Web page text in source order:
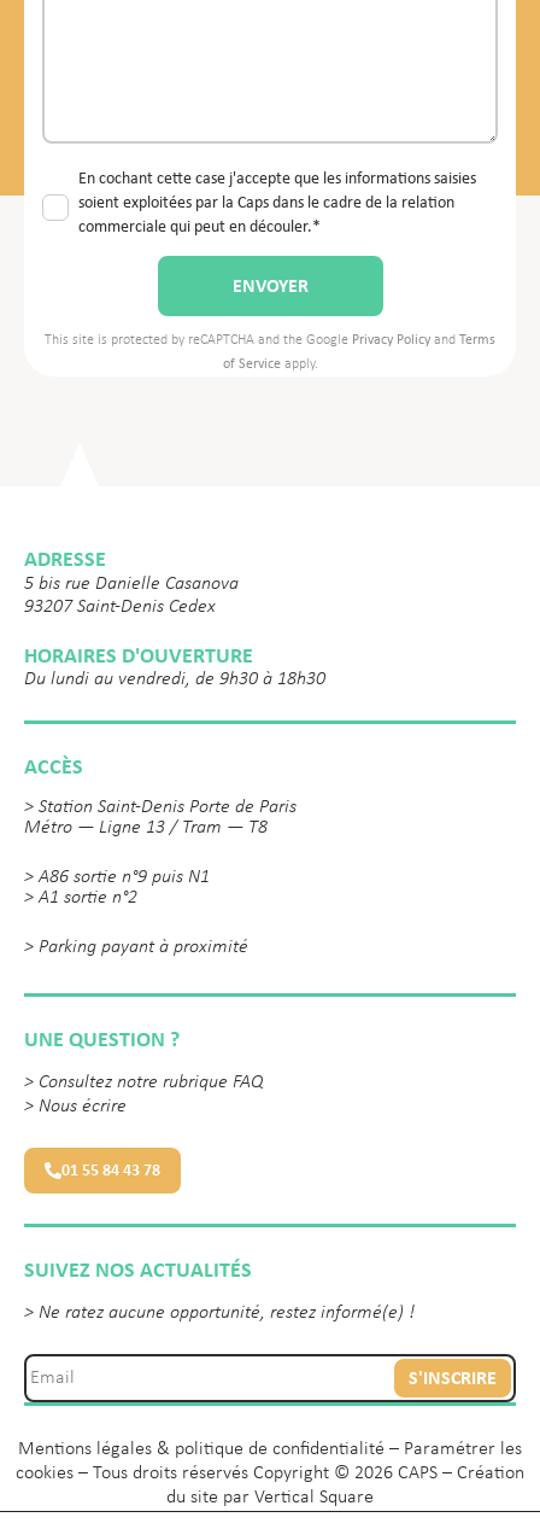
En cochant cette case j'accepte que les informations saisies
soient exploitées par la Caps dans le cadre de la relation
commerciale qui peut en découler.*
This site is protected by reCAPTCHA and the Google Privacy Policy and Terms
of Serviceapply.
ADRESSE
5 bis rue Danielle Casanova
93207 Saint-Denis Cedex
HORAIRES D'OUVERTURE
Du lundi au vendredi, de 9h30 à 18h30
ACCÈS
> Station Saint-Denis Porte de Paris
Métro — Ligne 13 / Tram — T8
> A86 sortie n°9 puis N1
> A1 sortie n°2
> Parking payant à proximité
UNE QUESTION ?
> Consultez notre rubrique FAQ
> Nous écrire
01 55 84 43 78
SUIVEZ NOS ACTUALITÉS
> Ne ratez aucune opportunité, restez informé(e) !
S'INSCRIRE
Mentions légales & politique de confidentialité – Paramétrer les
cookies – Tous droits réservés Copyright © 2026 CAPS – Création
du site par Vertical Square